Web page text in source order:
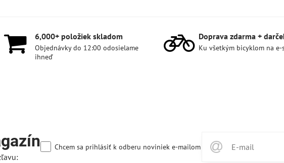
6,000+ položiek skladom
Objednávky do 12:00 odosielame
ihneď
Doprava zdarma +
Ku všetkým bicyklom na e-
Chcem sa prihlásiť k odberu noviniek e-mailom